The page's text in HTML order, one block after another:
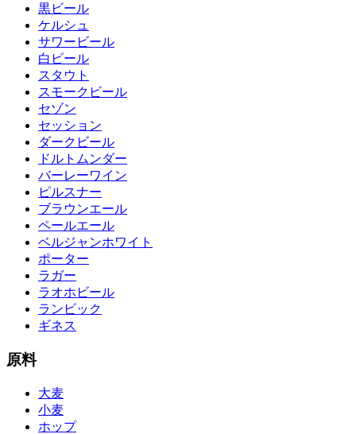
黒ビール
ケルシュ
サワービール
白ビール
スタウト
スモークビール
セゾン
セッション
ダークビール
ドルトムンダー
バーレーワイン
ピルスナー
ブラウンエール
ペールエール
ベルジャンホワイト
ポーター
ラガー
ラオホビール
ランビック
ギネス
原料
大麦
小麦
ホップ